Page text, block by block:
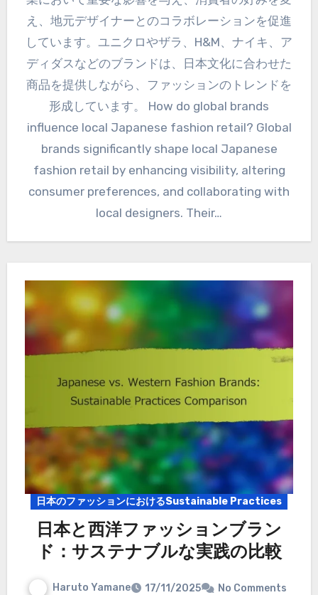
え、地元デザイナーとのコラボレーションを促進
しています。ユニクロやザラ、H&M、ナイキ、ア
ディダスなどのブランドは、日本文化に合わせた
商品を提供しながら、ファッションのトレンドを
形成しています。 How do global brands
influence local Japanese fashion retail? Global
brands significantly shape local Japanese
fashion retail by enhancing visibility, altering
consumer preferences, and collaborating with
local designers. Their…
日本のファッションにおけるSustainable Practices
日本と西洋ファッションブラン
ド：サステナブルな実践の比較
Haruto Yamane 17/11/2025 No Comments